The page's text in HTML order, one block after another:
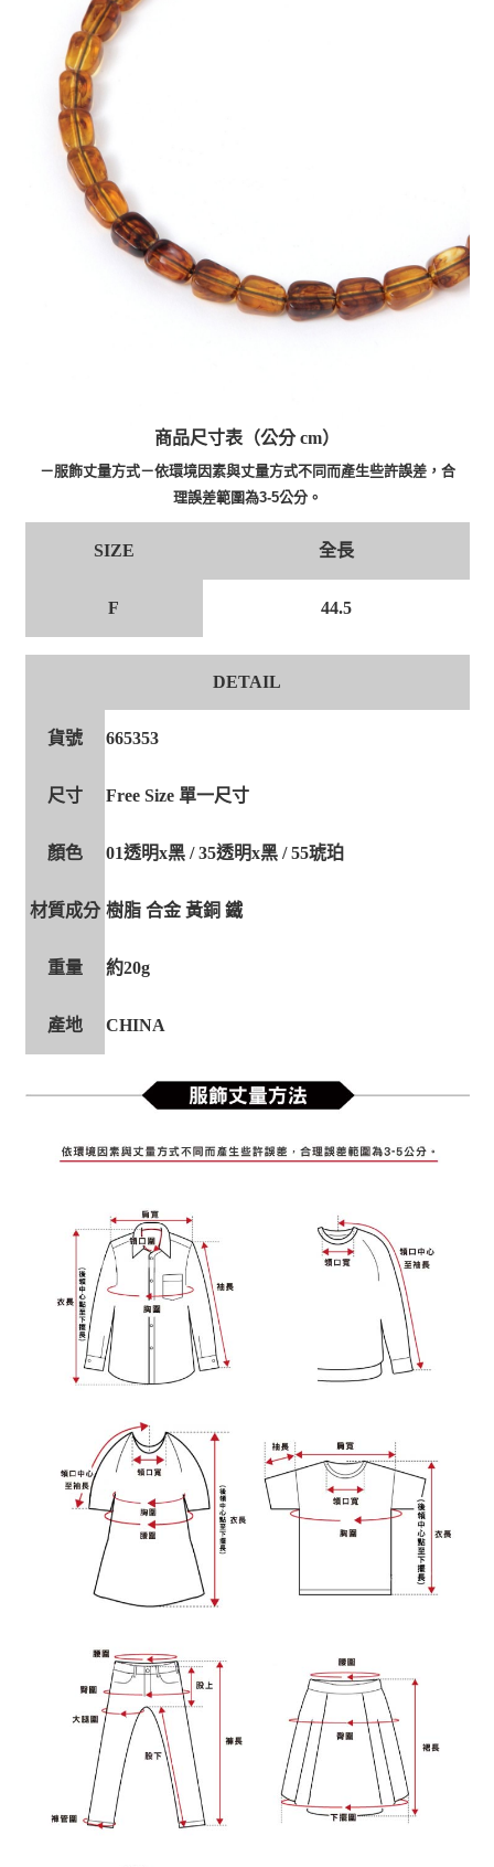
商品尺寸表（公分 cm）
－服飾丈量方式－依環境因素與丈量方式不同而產生些許誤差，合
理誤差範圍為3-5公分。
SIZE 全長
F 44.5
DETAIL
貨號 665353
尺寸 Free Size 單一尺寸
顏色 01透明x黑 / 35透明x黑 / 55琥珀
材質成分 樹脂 合金 黃銅 鐵
重量 約20g
產地 CHINA